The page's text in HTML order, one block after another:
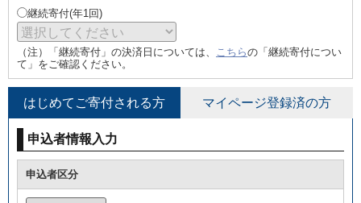
継続寄付(年1回)
（注）「継続寄付」の決済日については、 こちらの「継続寄付につい
て」をご確認ください。
はじめてご寄付される方 マイページ登録済の方
申込者情報入力
申込者区分